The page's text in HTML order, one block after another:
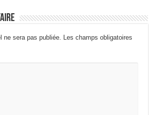
ne sera pas publiée. Les champs obligatoires